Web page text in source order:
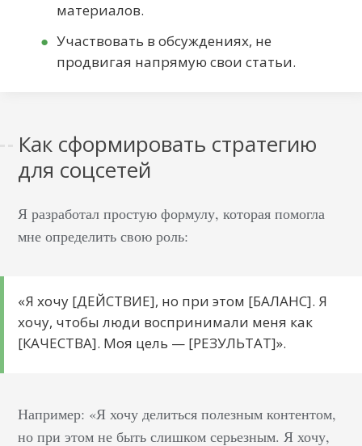
материалов.
Участвовать в обсуждениях, не
продвигая напрямую свои статьи.
Как сформировать стратегию
для соцсетей
Я разработал простую формулу, которая помогла
мне определить свою роль:
«Я хочу [ДЕЙСТВИЕ], но при этом [БАЛАНС]. Я
хочу, чтобы люди воспринимали меня как
[КАЧЕСТВА]. Моя цель — [РЕЗУЛЬТАТ]».
Например: «Я хочу делиться полезным контентом,
но при этом не быть слишком серьезным. Я хочу,